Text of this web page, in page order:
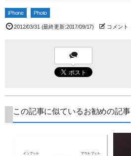
iPhone Photo
2012/03/31 (最終更新:2017/09/17) コメント
この記事に似ているお勧めの記事